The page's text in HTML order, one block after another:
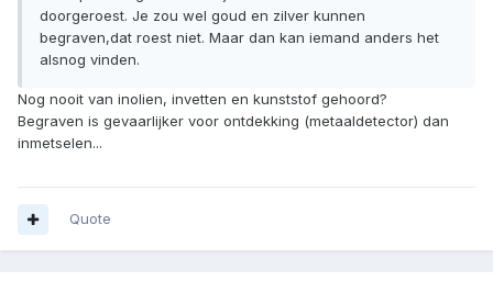
doorgeroest. Je zou wel goud en zilver kunnen
begraven,dat roest niet. Maar dan kan iemand anders het
alsnog vinden.
Nog nooit van inolien, invetten en kunststof gehoord?
Begraven is gevaarlijker voor ontdekking (metaaldetector) dan
inmetselen...
Quote